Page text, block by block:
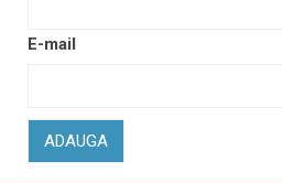
E-mail
ADAUGA